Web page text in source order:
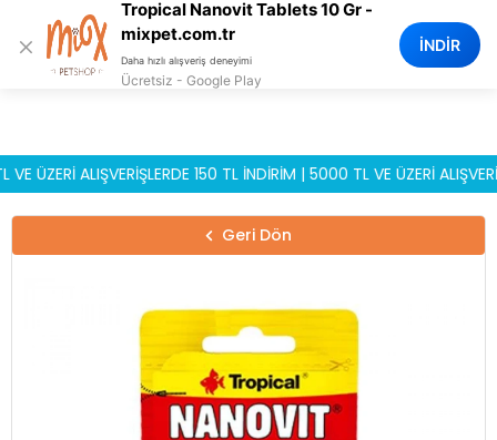
ALIŞVERİŞLERDE 150 TL İNDİRİM | 5000 TL VE ÜZERİ
0
Geri Dön
×
Tropical Nanovit Tablets 10 Gr -
mixpet.com.tr
Daha hızlı alışveriş deneyimi
Ücretsiz - Google Play
İNDİR